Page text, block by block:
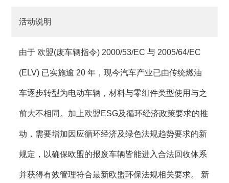
活动说明
由于 欧盟(废车辆指令) 2000/53/EC 与 2005/64/EC
(ELV) 已实施逾 20 年，现今汽车产业已由传统燃油
车逐步转型为电动车辆，材料与零组件类型使用与之
前大不相同。加上欧盟ESG及循环经济政策要求的推
动，需要增加因应循环经济及绿色法规趋势要求的新
规定，以确保欧盟的报废车辆皆能进入合法回收体系
并获得有效管理符合最新欧盟环保法规相关要求。 新